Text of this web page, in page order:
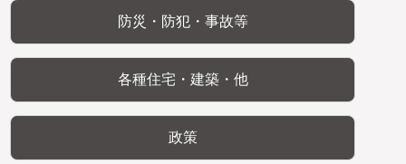
防災・防犯・事故等
各種住宅・建築・他
政策